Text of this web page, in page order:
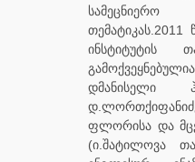
ინსტიტუტის
დმანისელი
ფლორისა და
(ი.შატილოვა